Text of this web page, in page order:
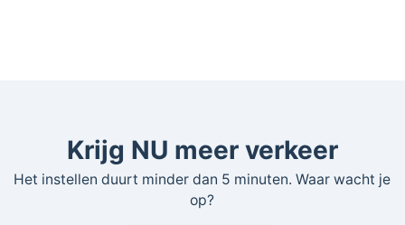
Krijg NU meer verkeer
Het instellen duurt minder dan 5 minuten. Waar wacht je
op?